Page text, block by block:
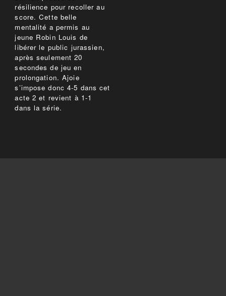
résilience pour recoller au
score. Cette belle
mentalité a permis au
jeune Robin Louis de
libérer le public jurassien,
après seulement 20
secondes de jeu en
prolongation. Ajoie
s’impose donc 4-5 dans cet
acte 2 et revient à 1-1
dans la série.